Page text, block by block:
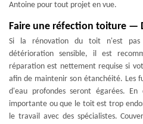
Antoine pour tout projet en vue.
Faire une réfection toiture —
Si la rénovation du toit n'est pas
détérioration sensible, il est
réparation est nettement requise si
afin de maintenir son étanchéité. Les
d'eau profondes seront égarées.
importante ou que le toit est trop
le travail avec des spécialistes.